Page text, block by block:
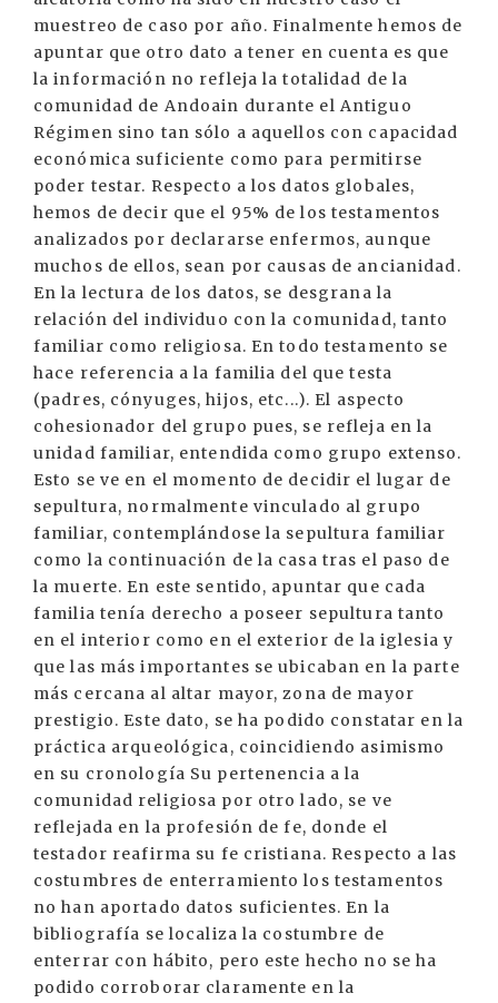
muestreo de caso por año. Finalmente hemos de
apuntar que otro dato a tener en cuenta es que
la información no refleja la totalidad de la
comunidad de Andoain durante el Antiguo
Régimen sino tan sólo a aquellos con capacidad
económica suficiente como para permitirse
poder testar. Respecto a los datos globales,
hemos de decir que el 95% de los testamentos
analizados por declararse enfermos, aunque
muchos de ellos, sean por causas de ancianidad.
En la lectura de los datos, se desgrana la
relación del individuo con la comunidad, tanto
familiar como religiosa. En todo testamento se
hace referencia a la familia del que testa
(padres, cónyuges, hijos, etc...). El aspecto
cohesionador del grupo pues, se refleja en la
unidad familiar, entendida como grupo extenso.
Esto se ve en el momento de decidir el lugar de
sepultura, normalmente vinculado al grupo
familiar, contemplándose la sepultura familiar
como la continuación de la casa tras el paso de
la muerte. En este sentido, apuntar que cada
familia tenía derecho a poseer sepultura tanto
en el interior como en el exterior de la iglesia y
que las más importantes se ubicaban en la parte
más cercana al altar mayor, zona de mayor
prestigio. Este dato, se ha podido constatar en la
práctica arqueológica, coincidiendo asimismo
en su cronología Su pertenencia a la
comunidad religiosa por otro lado, se ve
reflejada en la profesión de fe, donde el
testador reafirma su fe cristiana. Respecto a las
costumbres de enterramiento los testamentos
no han aportado datos suficientes. En la
bibliografía se localiza la costumbre de
enterrar con hábito, pero este hecho no se ha
podido corroborar claramente en la